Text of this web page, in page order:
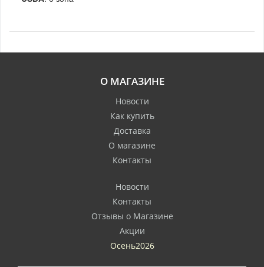
О МАГАЗИНЕ
Новости
Как купить
Доставка
О магазине
Контакты
Новости
Контакты
Отзывы о Магазине
Акции
Осень2026